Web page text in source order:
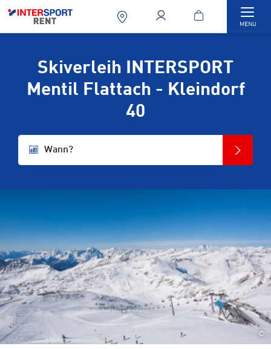
MENU
Skiverleih INTERSPORT
Mentil Flattach - Kleindorf
40
Wann?
©